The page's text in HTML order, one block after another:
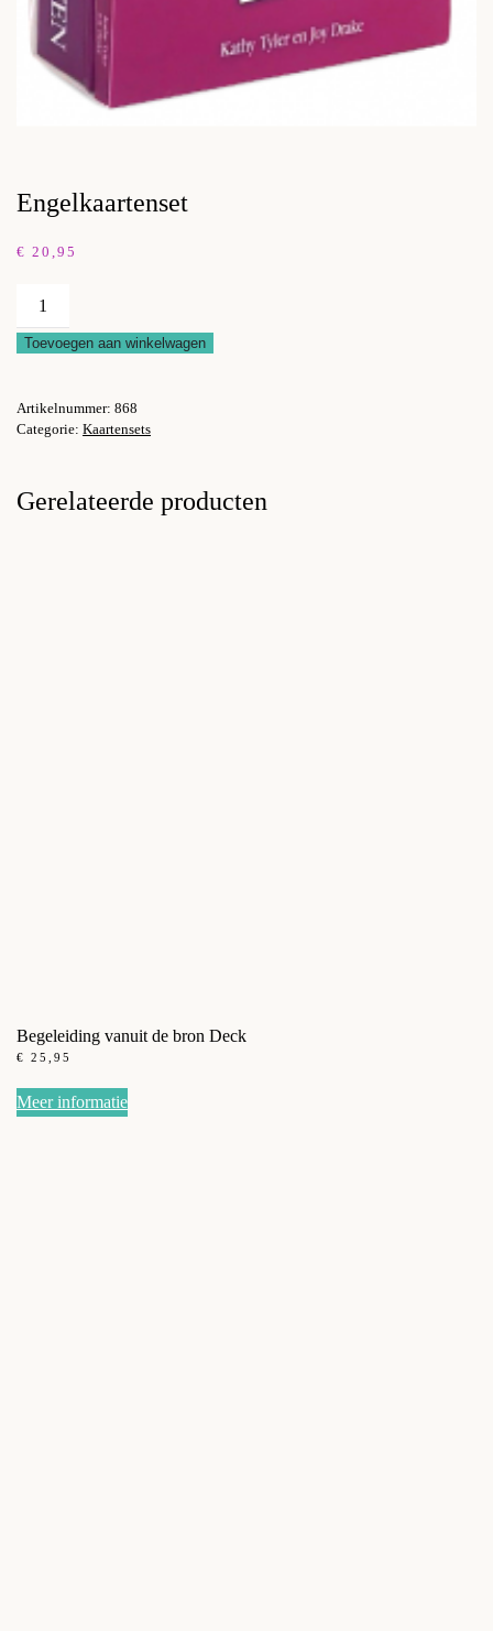
Engelkaartenset
€ 20,95
Engelkaartenset
aantal
Toevoegen aan winkelwagen
Artikelnummer: 868
Categorie: Kaartensets
Gerelateerde producten
Begeleiding vanuit de bron Deck
€ 25,95
Meer informatie